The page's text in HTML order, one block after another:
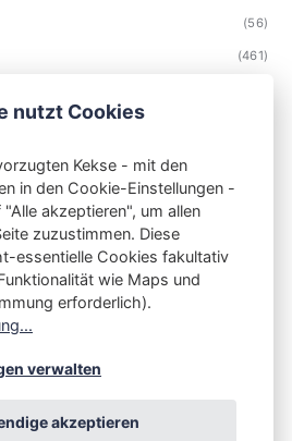
(56)
(461)
Blog Network (iOSBN)
nutzt Cookies
Kekse - mit den
in den Cookie-Einstellungen -
akzeptieren", um allen
zuzustimmen. Diese
essentielle Cookies fakultativ
wie Maps und
erforderlich).
verwalten
akzeptieren